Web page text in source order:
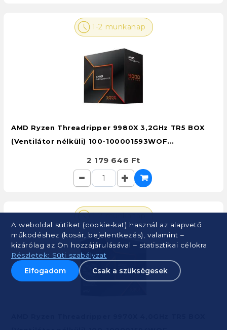
1-2 munkanap
AMD Ryzen Threadripper 9980X 3,2GHz TR5 BOX
(Ventilátor nélküli) 100-100001593WOF...
2 179 646 Ft
1-2 munkanap
A weboldal sütiket (cookie-kat) használ az alapvető
működéshez (kosár, bejelentkezés), valamint –
kizárólag az Ön hozzájárulásával – statisztikai célokra.
Részletek: Süti szabályzat
Elfogadom Csak a szükségesek